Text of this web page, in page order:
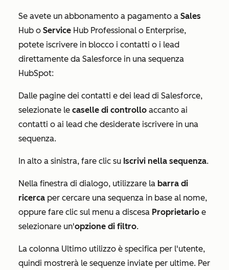
Se avete un abbonamento a pagamento a Sales
Hub o Service Hub Professional o Enterprise,
potete iscrivere in blocco i contatti o i lead
direttamente da Salesforce in una sequenza
HubSpot:
Dalle pagine dei contatti e dei lead di Salesforce,
selezionate le caselle di controllo accanto ai
contatti o ai lead che desiderate iscrivere in una
sequenza.
In alto a sinistra, fare clic su Iscrivi nella sequenza.
Nella finestra di dialogo, utilizzare la barra di
ricerca per cercare una sequenza in base al nome,
oppure fare clic sul menu a discesa Proprietario e
selezionare un'opzione di filtro.
La colonna Ultimo utilizzo è specifica per l'utente,
quindi mostrerà le sequenze inviate per ultime. Per